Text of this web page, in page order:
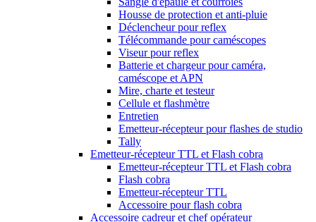
Housse de protection et anti-pluie
Déclencheur pour reflex
Télécommande pour caméscopes
Viseur pour reflex
Batterie et chargeur pour caméra,
caméscope et APN
Mire, charte et testeur
Cellule et flashmètre
Entretien
Emetteur-récepteur pour flashes de studio
Tally
Emetteur-récepteur TTL et Flash cobra
Emetteur-récepteur TTL et Flash cobra
Flash cobra
Emetteur-récepteur TTL
Accessoire pour flash cobra
Accessoire cadreur et chef opérateur